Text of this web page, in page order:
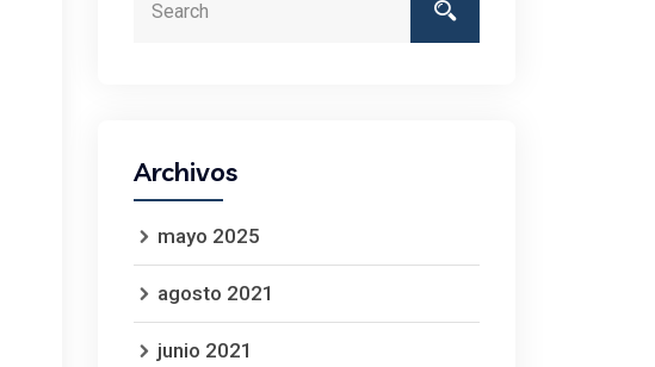
Archivos
mayo 2025
agosto 2021
junio 2021